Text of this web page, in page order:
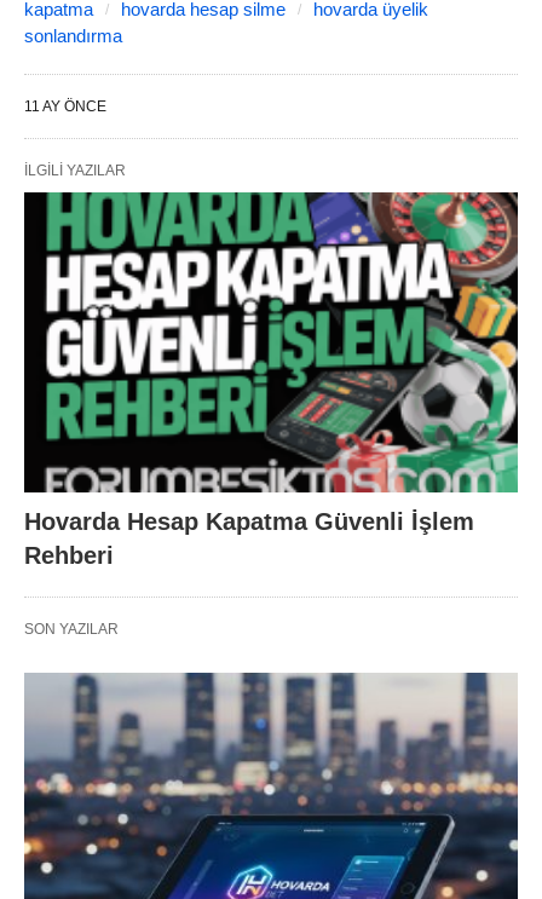
kapatma hovarda hesap silme
hovarda üyelik
sonlandırma
11 AY ÖNCE
İLGILI YAZILAR
Hovarda Hesap Kapatma Güvenli İşlem
Rehberi
SON YAZILAR